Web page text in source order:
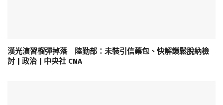
漢光演習榴彈掉落 陸勤部：未裝引信藥包、快解鎖鬆脫納檢
討 | 政治 | 中央社 CNA